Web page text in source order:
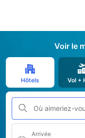
Voir le
Hôtels Vol +
Où aimeriez-
Arrivée